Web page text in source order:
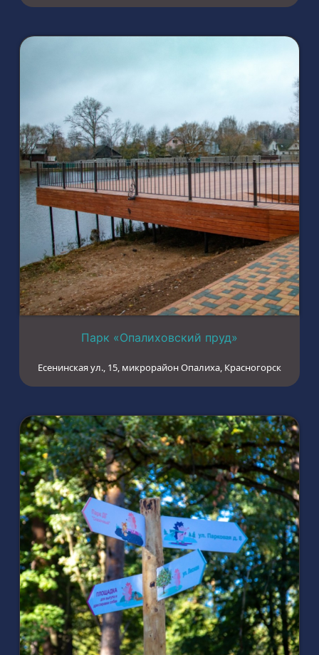
Парк «Опалиховский пруд»
Есенинская ул., 15, микрорайон Опалиха, Красногорск